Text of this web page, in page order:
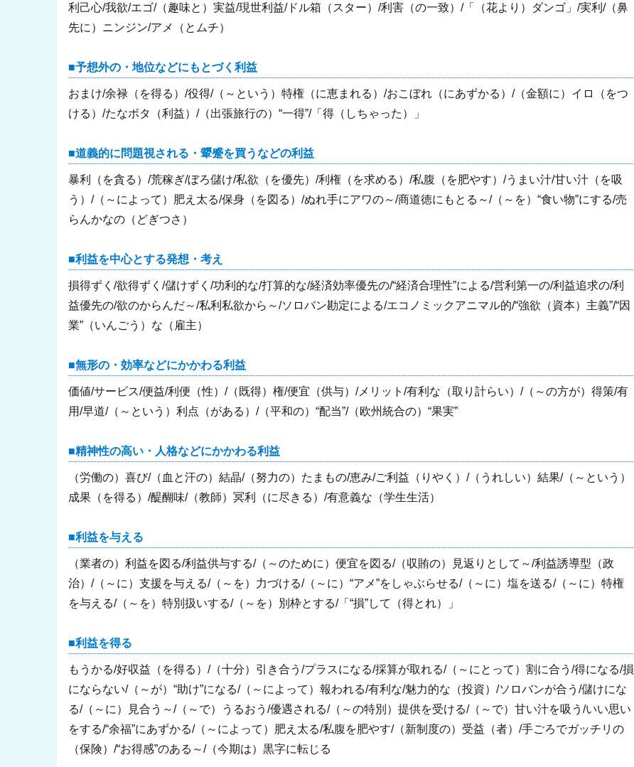
利己心/我欲/エゴ/（趣味と）実益/現世利益/ドル箱（スター）/利害（の一致）/「（花より）ダンゴ」/実利/（鼻
先に）ニンジン/アメ（とムチ）
予想外の・地位などにもとづく利益
おまけ/余禄（を得る）/役得/（～という）特権（に恵まれる）/おこぼれ（にあずかる）/（金額に）イロ（をつ
ける）/たなボタ（利益）/（出張旅行の）“一得”/「得（しちゃった）」
道義的に問題視される・顰蹙を買うなどの利益
暴利（を貪る）/荒稼ぎ/ぼろ儲け/私欲（を優先）/利権（を求める）/私腹（を肥やす）/うまい汁/甘い汁（を吸
う）/（～によって）肥え太る/保身（を図る）/ぬれ手にアワの～/商道徳にもとる～/（～を）“食い物”にする/売
らんかなの（どぎつさ）
利益を中心とする発想・考え
損得ずく/欲得ずく/儲けずく/功利的な/打算的な/経済効率優先の/“経済合理性”による/営利第一の/利益追求の/利
益優先の/欲のからんだ～/私利私欲から～/ソロバン勘定による/エコノミックアニマル的/“強欲（資本）主義”/“因
業”（いんごう）な（雇主）
無形の・効率などにかかわる利益
価値/サービス/便益/利便（性）/（既得）権/便宜（供与）/メリット/有利な（取り計らい）/（～の方が）得策/有
用/早道/（～という）利点（がある）/（平和の）“配当”/（欧州統合の）“果実”
精神性の高い・人格などにかかわる利益
（労働の）喜び/（血と汗の）結晶/（努力の）たまもの/恵み/ご利益（りやく）/（うれしい）結果/（～という）
成果（を得る）/醍醐味/（教師）冥利（に尽きる）/有意義な（学生生活）
利益を与える
（業者の）利益を図る/利益供与する/（～のために）便宜を図る/（収賄の）見返りとして～/利益誘導型（政
治）/（～に）支援を与える/（～を）力づける/（～に）“アメ”をしゃぶらせる/（～に）塩を送る/（～に）特権
を与える/（～を）特別扱いする/（～を）別枠とする/「“損”して（得とれ）」
利益を得る
もうかる/好収益（を得る）/（十分）引き合う/プラスになる/採算が取れる/（～にとって）割に合う/得になる/損
にならない/（～が）“助け”になる/（～によって）報われる/有利な/魅力的な（投資）/ソロバンが合う/儲けにな
る/（～に）見合う～/（～で）うるおう/優遇される/（～の特別）提供を受ける/（～で）甘い汁を吸う/いい思い
をする/“余福”にあずかる/（～によって）肥え太る/私腹を肥やす/（新制度の）受益（者）/手ごろでガッチリの
（保険）/“お得感”のある～/（今期は）黒字に転じる